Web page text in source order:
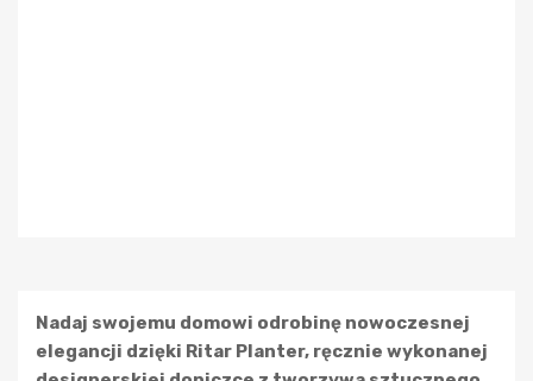
Nadaj swojemu domowi odrobinę nowoczesnej
elegancji dzięki Ritar Planter, ręcznie wykonanej